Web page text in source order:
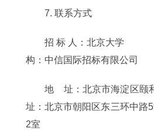
7. 联系方式
招 标 人：北京大学
构：中信国际招标有限公司
地 址：北京市海淀区颐
址：北京市朝阳区东三环中路
2室